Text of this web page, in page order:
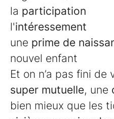
la participation
l'intéressement
une prime de
nouvel enfant
Et on n’a pas fini
super mutuelle, une
bien mieux que les